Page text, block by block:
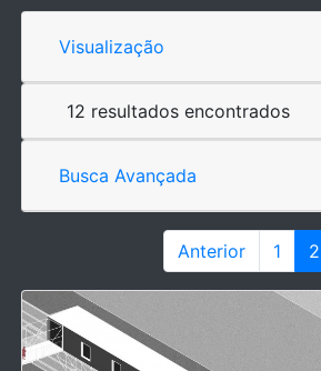
Visualização
12 resultados encontrados
Busca Avançada
Anterior 1 2